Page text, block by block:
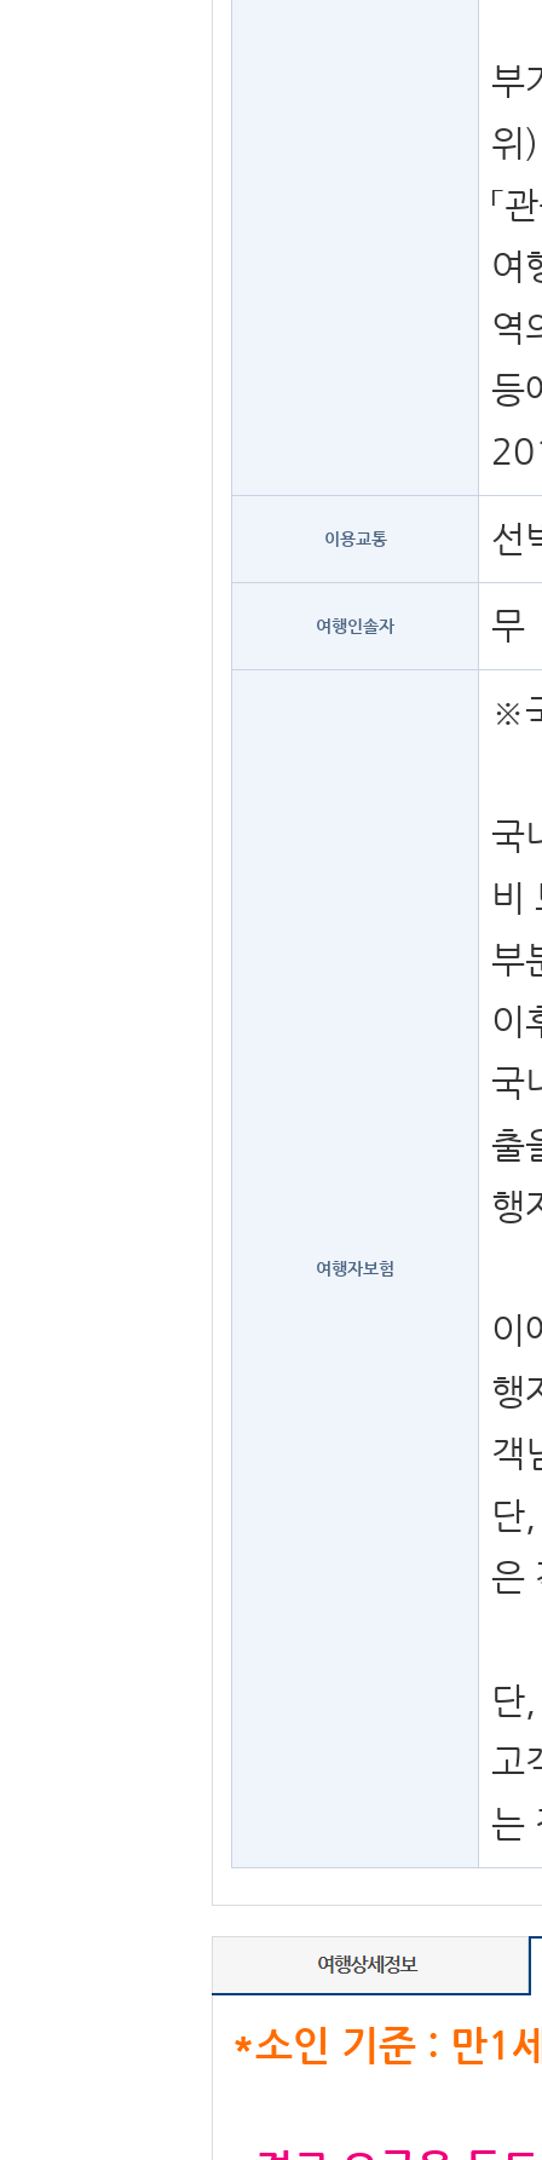
부
위)
「
여
역
등
이용교통 선
여행인솔자 무
여행자보험
※
국
비
부
이
국
출
행
이
행
객
단
은
단
고
는
*소인 기준 : 만1